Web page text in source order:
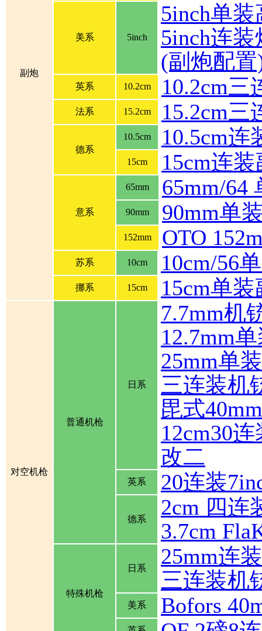
副炮
美系 5inch
5inch单
5inch连装
(副炮配
英系 10.2cm 10.2cm三
法系 15.2cm 15.2cm三
德系
10.5cm 10.5cm连
15cm 15cm连
意系
65mm 65mm/64
90mm 90mm单
152mm OTO
苏系 10cm 10cm/56
挪系 15cm 15cm单
对空机枪
普通机枪
日系
7.7mm机
12.7mm
25mm单
三连装机
毘式
12cm30
改二
英系 20连装
德系
2cm 四连
3.7cm
特殊机枪
日系
25mm连
三连装机
美系 Bofors